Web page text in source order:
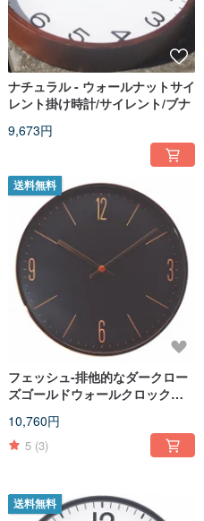
ナチュラル - ウォールナットサイ
レント掛け時計/サイレント/ブナ
9,673円
送料無料
フェッシュ-排他的なダークロー
ズゴールドウォールクロックデ
10,760円
5 (3)
送料無料